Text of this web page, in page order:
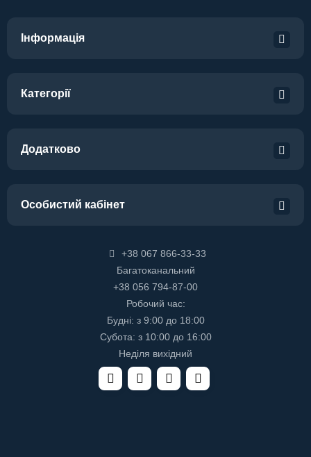
Інформація
Категорії
Додатково
Особистий кабінет
+38 067 866-33-33
Багатоканальний
+38 056 794-87-00
Робочий час:
Будні: з 9:00 до 18:00
Субота: з 10:00 до 16:00
Неділя вихідний